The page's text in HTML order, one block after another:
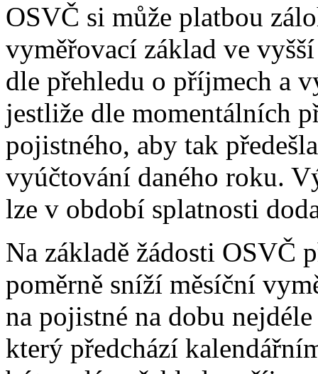
OSVČ si může platbou
vyměřovací základ ve
dle přehledu o příjmech a
jestliže dle momentálních
pojistného, aby tak
vyúčtování daného roku.
lze v období splatnosti
Na základě žádosti OSVČ
poměrně sníží měsíční
na pojistné na dobu
který předchází